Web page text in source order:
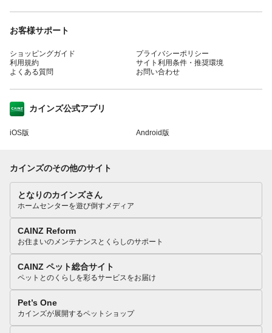
お客様サポート
ショッピングガイド
利用規約
よくある質問
プライバシーポリシー
サイト利用条件・推奨環境
お問い合わせ
カインズ公式アプリ
iOS版 Android版
カインズのその他のサイト
となりのカインズさん
ホームセンターを遊び倒すメディア
CAINZ Reform
お住まいのメンテナンスとくらしのサポート
CAINZ ペット総合サイト
ペットとのくらしを彩るサービスをお届け
Pet’s One
カインズが展開するペットショップ